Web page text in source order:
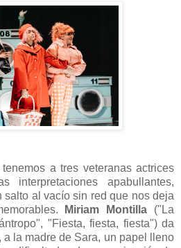
a tres veteranas actrices
apabullantes,
salto al vacío sin red que nos deja
Miriam Montilla ("La
"Fiesta, fiesta, fiesta") da
la madre de Sara, un papel lleno